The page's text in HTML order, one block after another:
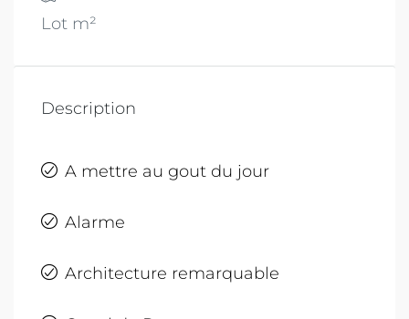
Lot m²
Description
A mettre au gout du jour
Alarme
Architecture remarquable